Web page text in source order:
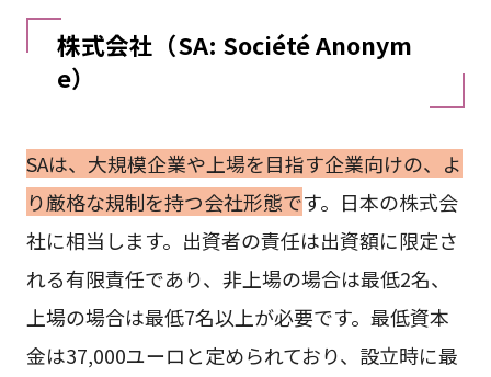
株式会社（SA: Société Anonym
e）
SAは、大規模企業や上場を目指す企業向けの、よ
り厳格な規制を持つ会社形態です。日本の株式会
社に相当します。出資者の責任は出資額に限定さ
れる有限責任であり、非上場の場合は最低2名、
上場の場合は最低7名以上が必要です。最低資本
金は37,000ユーロと定められており、設立時に最